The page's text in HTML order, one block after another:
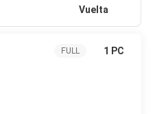
Vuelta
FULL 1 PC